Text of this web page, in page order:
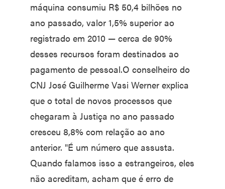
máquina consumiu R$ 50,4 bilhões no
ano passado, valor 1,5% superior ao
registrado em 2010 — cerca de 90%
desses recursos foram destinados ao
pagamento de pessoal.O conselheiro do
CNJ José Guilherme Vasi Werner explica
que o total de novos processos que
chegaram à Justiça no ano passado
cresceu 8,8% com relação ao ano
anterior. "É um número que assusta.
Quando falamos isso a estrangeiros, eles
não acreditam, acham que é erro de